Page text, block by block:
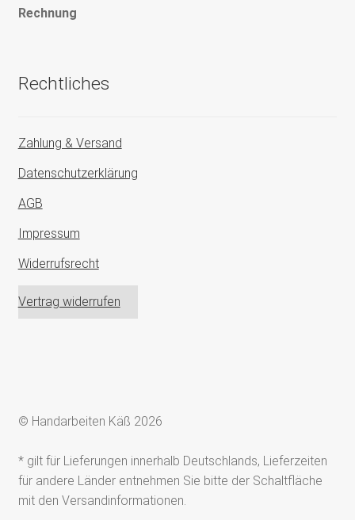
Rechnung
Rechtliches
Zahlung & Versand
Datenschutzerklärung
AGB
Impressum
Widerrufsrecht
Vertrag widerrufen
© Handarbeiten Käß 2026
* gilt für Lieferungen innerhalb Deutschlands, Lieferzeiten
für andere Länder entnehmen Sie bitte der Schaltfläche
mit den Versandinformationen.